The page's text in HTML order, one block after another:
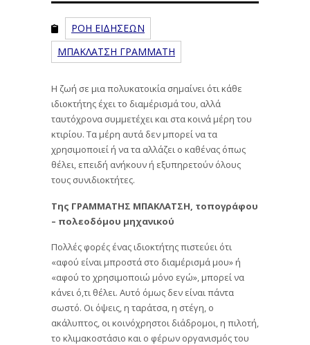
ΡΟΗ ΕΙΔΗΣΕΩΝ
ΜΠΑΚΛΑΤΣΗ ΓΡΑΜΜΑΤΗ
Η ζωή σε μια πολυκατοικία σημαίνει ότι κάθε
ιδιοκτήτης έχει το διαμέρισμά του, αλλά
ταυτόχρονα συμμετέχει και στα κοινά μέρη του
κτιρίου. Τα μέρη αυτά δεν μπορεί να τα
χρησιμοποιεί ή να τα αλλάζει ο καθένας όπως
θέλει, επειδή ανήκουν ή εξυπηρετούν όλους
τους συνιδιοκτήτες.
Της ΓΡΑΜΜΑΤΗΣ ΜΠΑΚΛΑΤΣΗ, τοπογράφου
– πολεοδόμου μηχανικού
Πολλές φορές ένας ιδιοκτήτης πιστεύει ότι
«αφού είναι μπροστά στο διαμέρισμά μου» ή
«αφού το χρησιμοποιώ μόνο εγώ», μπορεί να
κάνει ό,τι θέλει. Αυτό όμως δεν είναι πάντα
σωστό. Οι όψεις, η ταράτσα, η στέγη, ο
ακάλυπτος, οι κοινόχρηστοι διάδρομοι, η πιλοτή,
το κλιμακοστάσιο και ο φέρων οργανισμός του